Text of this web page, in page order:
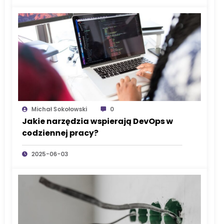
Michał Sokołowski 0
Jakie narzędzia wspierają DevOps w
codziennej pracy?
2025-06-03